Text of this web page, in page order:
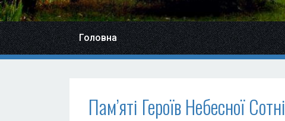
Головна
Пам’яті Героїв Небесної Сотні